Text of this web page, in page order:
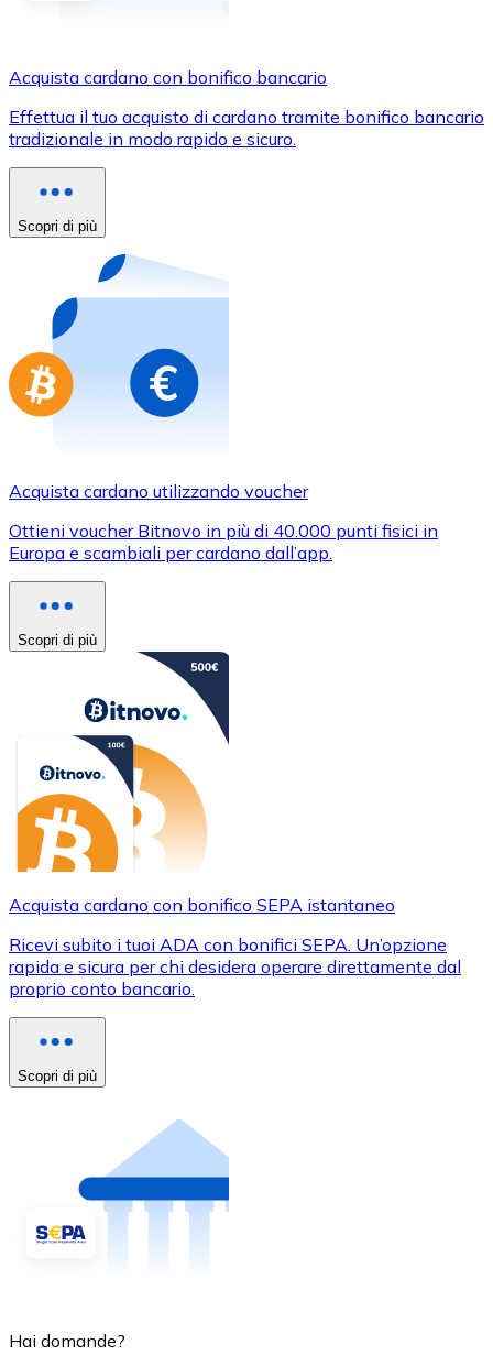
Usa le carte Visa e Mastercard per acquistare
Acquista con carta
Acquista gift card dei tuoi marchi preferiti con
Vai al negozio di carte regalo
Acquista cardano con bonifico bancario
Effettua il tuo acquisto di cardano tramite bonifico bancario
tradizionale in modo rapido e sicuro.
Scopri di più
Acquista cardano utilizzando voucher
Ottieni voucher Bitnovo in più di 40.000 punti fisici in
Europa e scambiali per cardano dall’app.
Scopri di più
Acquista cardano con bonifico SEPA istantaneo
Ricevi subito i tuoi ADA con bonifici SEPA. Un’opzione
rapida e sicura per chi desidera operare direttamente dal
proprio conto bancario.
Scopri di più
Hai domande?